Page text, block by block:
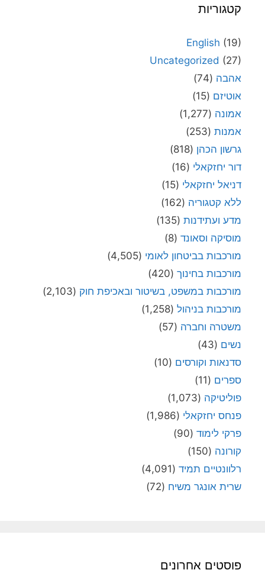
קטגוריות
English (19)
Uncategorized (27)
אהבה (74)
אוטיזם (15)
אמונה (1,277)
אמנות (253)
גרשון הכהן (818)
דור יחזקאלי (16)
דניאל יחזקאלי (15)
ללא קטגוריה (162)
מדע ועתידנות (135)
מוסיקה וסאונד (8)
מורכבות בביטחון לאומי (4,505)
מורכבות בחינוך (420)
מורכבות במשפט, בשיטור ובאכיפת חוק (2,103)
מורכבות בניהול (1,258)
משטרה וחברה (57)
נשים (43)
סדנאות וקורסים (10)
ספרים (11)
פוליטיקה (1,073)
פנחס יחזקאלי (1,986)
פרקי לימוד (90)
קורונה (150)
רלוונטיים תמיד (4,091)
שרית אונגר משיח (72)
פוסטים אחרונים